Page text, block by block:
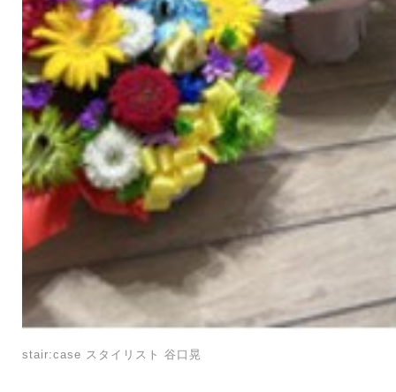
stair:case スタイリスト 谷口晃